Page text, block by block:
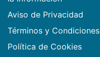
Aviso de Privacidad
Términos y Condiciones
Política de Cookies